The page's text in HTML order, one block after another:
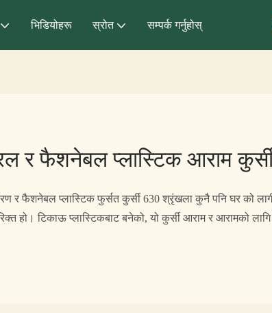
भिडियोहरू स्रोत सम्पर्क गर्नुहोस्
र फैशनेबल प्लास्टिक आराम
र फैशनेबल प्लास्टिक फुर्सत कुर्सी 630 श्रृंखला कुनै पनि घर को
हो। टिकाऊ प्लास्टिकबाट बनेको, यो कुर्सी आराम र आरामको लागि